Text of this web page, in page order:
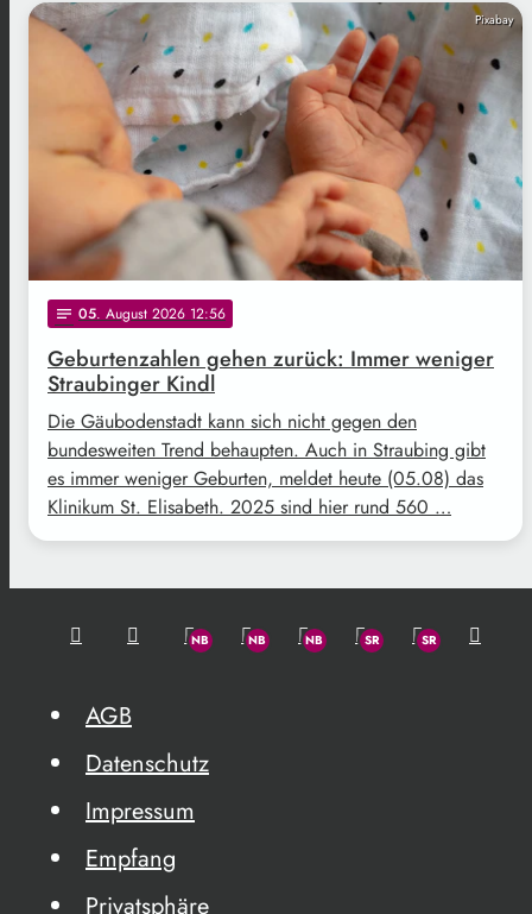
Pixabay
notes 05. August 2026 12:56
Geburtenzahlen gehen zurück: Immer weniger
Straubinger Kindl
Die Gäubodenstadt kann sich nicht gegen den
bundesweiten Trend behaupten. Auch in Straubing gibt
es immer weniger Geburten, meldet heute (05.08) das
Klinikum St. Elisabeth. 2025 sind hier rund 560 …
AGB
Datenschutz
Impressum
Empfang
Privatsphäre